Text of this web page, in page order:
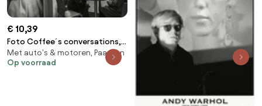
€ 10,39
Foto Coffee´s conversations,
Luis Sarmento
Met auto's & motoren, Paarden
Op voorraad